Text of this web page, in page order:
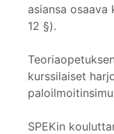
asiansa
12 §).
kurssilaiset
SPEKin